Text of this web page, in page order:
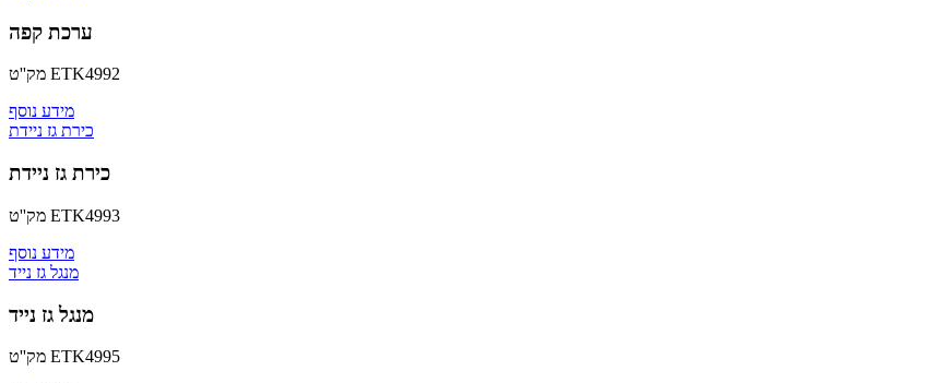
ערכת קפה
ETK4992
מידע נוסף
כירת גז ניידת
כירת גז ניידת
ETK4993
מידע נוסף
מנגל גז נייד
מנגל גז נייד
ETK4995